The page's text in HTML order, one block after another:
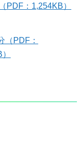
PDF：1,254KB）
（PDF：